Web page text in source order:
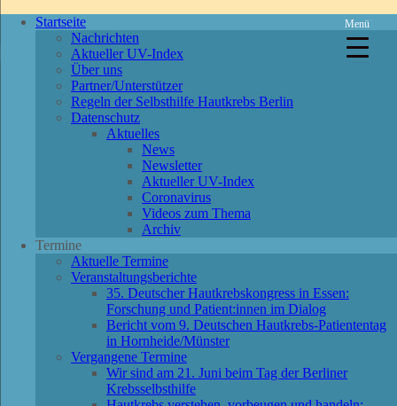
Startseite
Nachrichten
Aktueller UV-Index
Über uns
Partner/Unterstützer
Regeln der Selbsthilfe Hautkrebs Berlin
Datenschutz
Aktuelles
News
Newsletter
Aktueller UV-Index
Coronavirus
Videos zum Thema
Archiv
Termine
Aktuelle Termine
Veranstaltungsberichte
35. Deutscher Hautkrebskongress in Essen:
Forschung und Patient:innen im Dialog
Bericht vom 9. Deutschen Hautkrebs-Patiententag
in Hornheide/Münster
Vergangene Termine
Wir sind am 21. Juni beim Tag der Berliner
Krebsselbsthilfe
Menü